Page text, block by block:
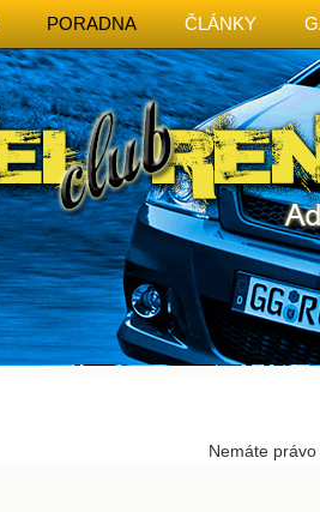
PORADNA ČLÁNKY
Nemáte